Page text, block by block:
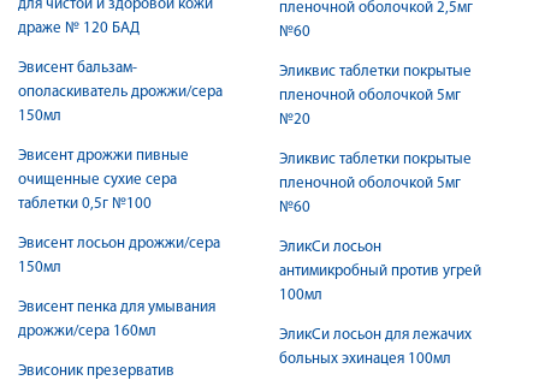
для чистой и здоровой кожи
драже № 120 БАД
Эвисент бальзам-
ополаскиватель дрожжи/сера
150мл
Эвисент дрожжи пивные
очищенные сухие сера
таблетки 0,5г №100
Эвисент лосьон дрожжи/сера
150мл
Эвисент пенка для умывания
дрожжи/сера 160мл
Эвисоник презерватив
пленочной оболочкой 2,5мг
№60
Эликвис таблетки покрытые
пленочной оболочкой 5мг
№20
Эликвис таблетки покрытые
пленочной оболочкой 5мг
№60
ЭликСи лосьон
антимикробный против угрей
100мл
ЭликСи лосьон для лежачих
больных эхинацея 100мл